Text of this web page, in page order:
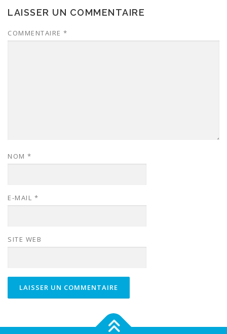
LAISSER UN COMMENTAIRE
COMMENTAIRE *
NOM *
E-MAIL *
SITE WEB